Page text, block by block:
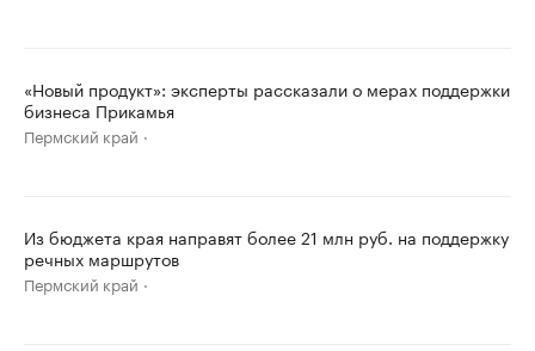
«Новый продукт»: эксперты рассказали о мерах поддержки
бизнеса Прикамья
Пермский край
Из бюджета края направят более 21 млн руб. на поддержку
речных маршрутов
Пермский край